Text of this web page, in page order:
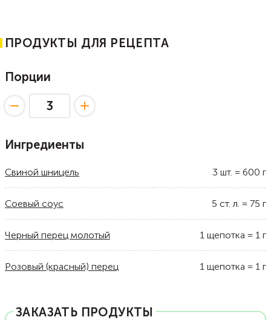
ПРОДУКТЫ ДЛЯ РЕЦЕПТА
Порции
Ингредиенты
Свиной шницель 3 шт. = 600 г
Соевый соус 5 ст. л. = 75 г
Черный перец молотый 1 щепотка = 1 г
Розовый (красный) перец 1 щепотка = 1 г
ЗАКАЗАТЬ ПРОДУКТЫ